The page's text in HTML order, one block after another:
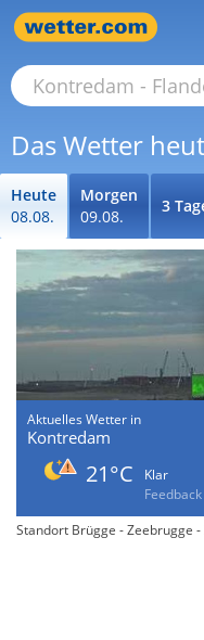
Das Wetter
Heute
08.08.
Morgen
09.08.
3
Aktuelles Wetter in
Kontredam
21°C
Klar
Standort Brügge - Zeebrugge -